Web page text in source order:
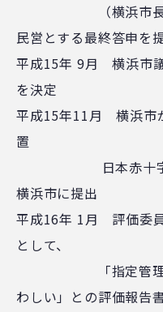
（横浜市長の諮
民営とする最終答申を
平成15年 9月 横浜市
を決定
平成15年11月 横浜市
置
日本赤十字社が
横浜市に提出
平成16年 1月 評価委
として、
「指定管理者と
わしい」との評価報告